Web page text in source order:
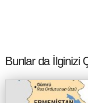
Bunlar da İlginizi